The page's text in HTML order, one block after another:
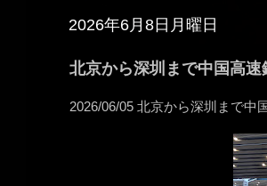
2026年6月8日月曜日
北京から深圳まで中国高速
2026/06/05 北京から深圳まで中